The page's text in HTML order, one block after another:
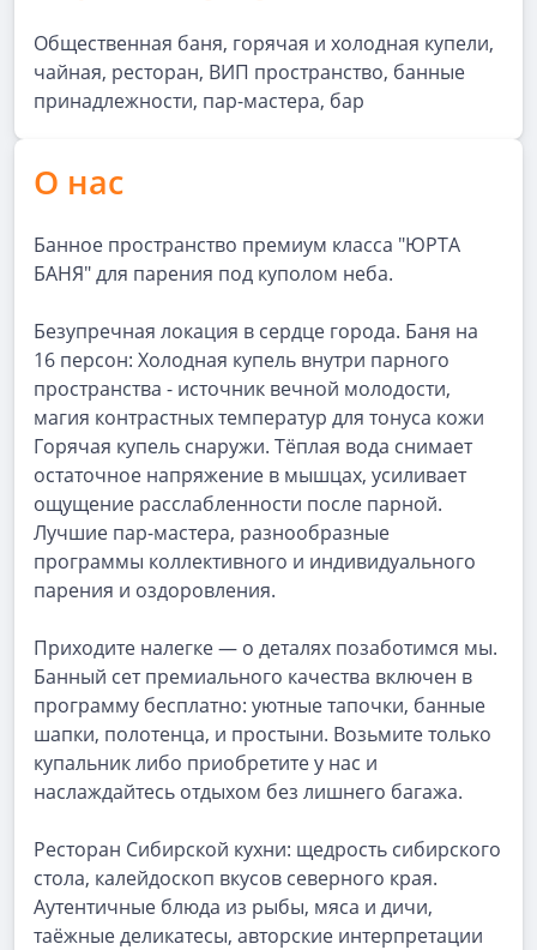
Общественная баня, горячая и холодная купели,
чайная, ресторан, ВИП пространство, банные
принадлежности, пар-мастера, бар
О нас
Банное пространство премиум класса "ЮРТА
БАНЯ" для парения под куполом неба.
Безупречная локация в сердце города. Баня на
16 персон: Холодная купель внутри парного
пространства - источник вечной молодости,
магия контрастных температур для тонуса кожи
Горячая купель снаружи. Тёплая вода снимает
остаточное напряжение в мышцах, усиливает
ощущение расслабленности после парной.
Лучшие пар-мастера, разнообразные
программы коллективного и индивидуального
парения и оздоровления.
Приходите налегке — о деталях позаботимся мы.
Банный сет премиального качества включен в
программу бесплатно: уютные тапочки, банные
шапки, полотенца, и простыни. Возьмите только
купальник либо приобретите у нас и
наслаждайтесь отдыхом без лишнего багажа.
Ресторан Сибирской кухни: щедрость сибирского
стола, калейдоскоп вкусов северного края.
Аутентичные блюда из рыбы, мяса и дичи,
таёжные деликатесы, авторские интерпретации